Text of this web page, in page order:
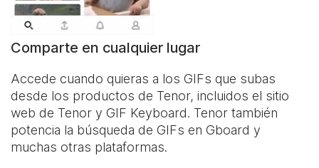
Comparte en cualquier lugar
Accede cuando quieras a los GIFs que subas
desde los productos de Tenor, incluidos el sitio
web de Tenor y GIF Keyboard. Tenor también
potencia la búsqueda de GIFs en Gboard y
muchas otras plataformas.